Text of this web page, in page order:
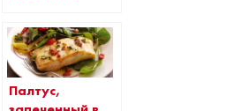
Палтус,